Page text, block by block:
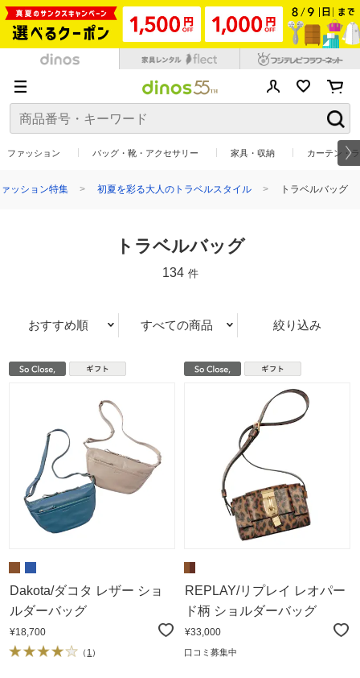
ファッション バッグ・靴・アクセサリー 家具・収納 カーテン・
ッション特集 初夏を彩る大人のトラベルスタイル トラベルバッグ
トラベルバッグ
134 件
おすすめ順 すべての商品 絞り込み
Dakota/ダコタ レザー ショ
ルダーバッグ
¥18,700
（ 1 ）
REPLAY/リプレイ レオパー
ド柄 ショルダーバッグ
¥33,000
口コミ募集中